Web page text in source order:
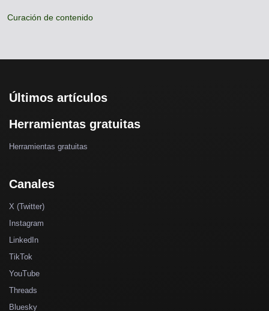
Curación de contenido
Últimos artículos
Herramientas gratuitas
Herramientas gratuitas
Canales
X (Twitter)
Instagram
LinkedIn
TikTok
YouTube
Threads
Bluesky